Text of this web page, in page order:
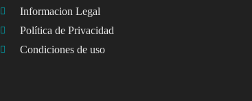
Informacion Legal
Política de Privacidad
Condiciones de uso